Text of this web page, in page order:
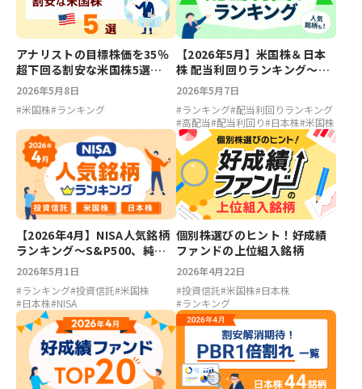
アナリストの目標株価を35％
超下回る割安な米国株5選
【2026年5月】
2026年5月8日
#米国株#ランキング
【2026年5月】米国株＆日本
株 配当利回りランキング～フ
ァイザー7.02％、エイチピー
5.68％、LIXIL5.35％、川崎汽
船4.68％
2026年5月7日
#ランキング#配当利回りランキング
#高配当#配当利回り#日本株#米国株
【2026年4月】NISA人気銘柄
ランキング～S&P500、純金
ファンド、PayPay、キオクシ
ア
2026年5月1日
#ランキング#投資信託#米国株
#日本株#NISA
個別株選びのヒント！好成績
ファンドの上位組入銘柄
2026年4月22日
#投資信託#米国株#日本株
#ランキング